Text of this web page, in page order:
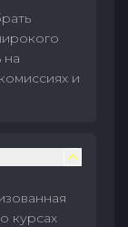
на
и
курсах